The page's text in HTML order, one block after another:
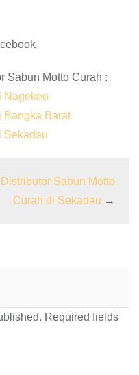
Sabun Motto Curah :
Nagekeo
Bangka Barat
Sekadau
Distributor Sabun Motto
Curah di Sekadau →
Required fields